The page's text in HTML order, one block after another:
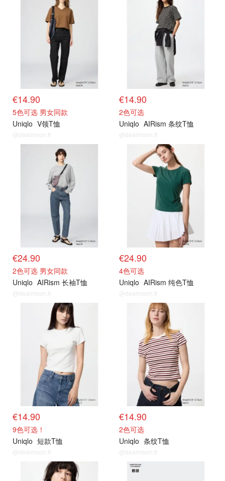
€14.90
5色可选 男女同款
Uniqlo V领T恤
@dealmoon.fr
€14.90
2色可选
Uniqlo AIRism 条纹T恤
@dealmoon.fr
€24.90
2色可选 男女同款
Uniqlo AIRism 长袖T恤
@dealmoon.fr
€24.90
4色可选
Uniqlo AIRism 纯色T恤
@dealmoon.fr
€14.90
9色可选！
Uniqlo 短款T恤
@dealmoon.fr
€14.90
2色可选
Uniqlo 条纹T恤
@dealmoon.fr